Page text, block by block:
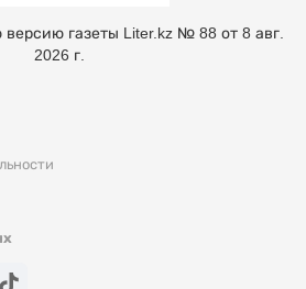
газеты Liter.kz № 88 от 8 авг.
2026 г.